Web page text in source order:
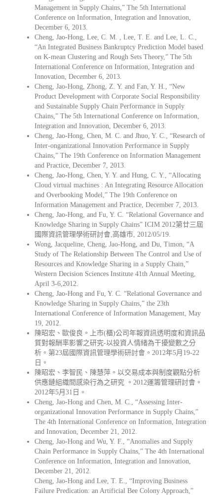
Management in Supply Chains,” The 5th International
Conference on Information, Integration and Innovation,
December 6, 2013.
Cheng, Jao-Hong, Lee, C. M. , Lee, T. E. and Lee, L. C.,
“An Integrated Business Bankruptcy Prediction Model based
on K-mean Clustering and Rough Sets Theory,” The 5th
International Conference on Information, Integration and
Innovation, December 6, 2013.
Cheng, Jao-Hong, Zhong, Z. Y. and Fan, Y. H., “New
Product Development with Corporate Social Responsibility
and Sustainable Supply Chain Performance in Supply
Chains,” The 5th International Conference on Information,
Integration and Innovation, December 6, 2013.
Cheng, Jao-Hong, Chen, M. C. and Jhuo, Y. C., “Research of
Inter-onganizational Innovation Performance in Supply
Chains,” The 19th Conference on Information Management
and Practice, December 7, 2013.
Cheng, Jao-Hong, Chen, Y. Y. and Hung, C. Y., “Allocating
Cloud virtual machines : An Integrating Resource Allocation
and Overbooking Model,” The 19th Conference on
Information Management and Practice, December 7, 2013.
Cheng, Jao-Hong, and Fu, Y. C. “Relational Governance and
Knowledge Sharing in Supply Chains” ICIM 2012第廿三屆
國際資訊管理學術研討會,高雄市, 2012/05/19.
Wong, Jacqueline, Cheng, Jao-Hong, and Du, Timon, “A
Study of The Relationship Between The Control and Use of
Resources and Knowledge Sharing in a Supply Chain,”
Western Decision Sciences Institute 41th Annual Meeting,
April 3-6,2012.
Cheng, Jao-Hong and Fu, Y. C. “Relational Governance and
Knowledge Sharing in Supply Chains,” the 23th
International Conference of Information Management, May
19, 2012.
陳昭宏、歐俊良。上市(櫃)公司年報資訊透明度和資訊品
質對報酬率影響之研究-以投資人情緒為干擾變數之分
析。第23屆國際資訊管理學術研討會。2012年5月19-22
日。
陳昭宏、李智民、陳慧萍。以交易成本與制度觀點分析
供應鏈組織間感染行為之研究 。2012運籌管理研討會。
2012年5月31日。
Cheng, Jao-Hong and Chen, M. C., “Assessing Inter-
organizational Innovation Performance in Supply Chains,”
The 4th International Conference on Information, Integration
and Innovation, December 21, 2012.
Cheng, Jao-Hong and Wu, Y. F., “Anomalies and Supply
Chain Performance in Supply Chains,” The 4th International
Conference on Information, Integration and Innovation,
December 21, 2012.
Cheng, Jao-Hong and Lee, T. E., “Improving Business
Failure Predication: an Artificial Bee Colony Approach,”